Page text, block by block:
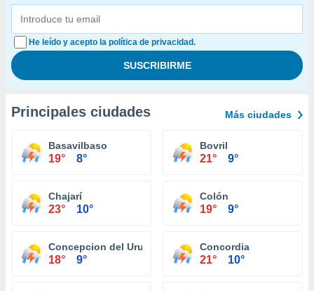
He leído y acepto la política de privacidad.
Principales ciudades Más ciudades
Basavilbaso
19° 8°
Bovril
21° 9°
Chajarí
23° 10°
Colón
19° 9°
Concepcion del Uruguay
18° 9°
Concordia
21° 10°